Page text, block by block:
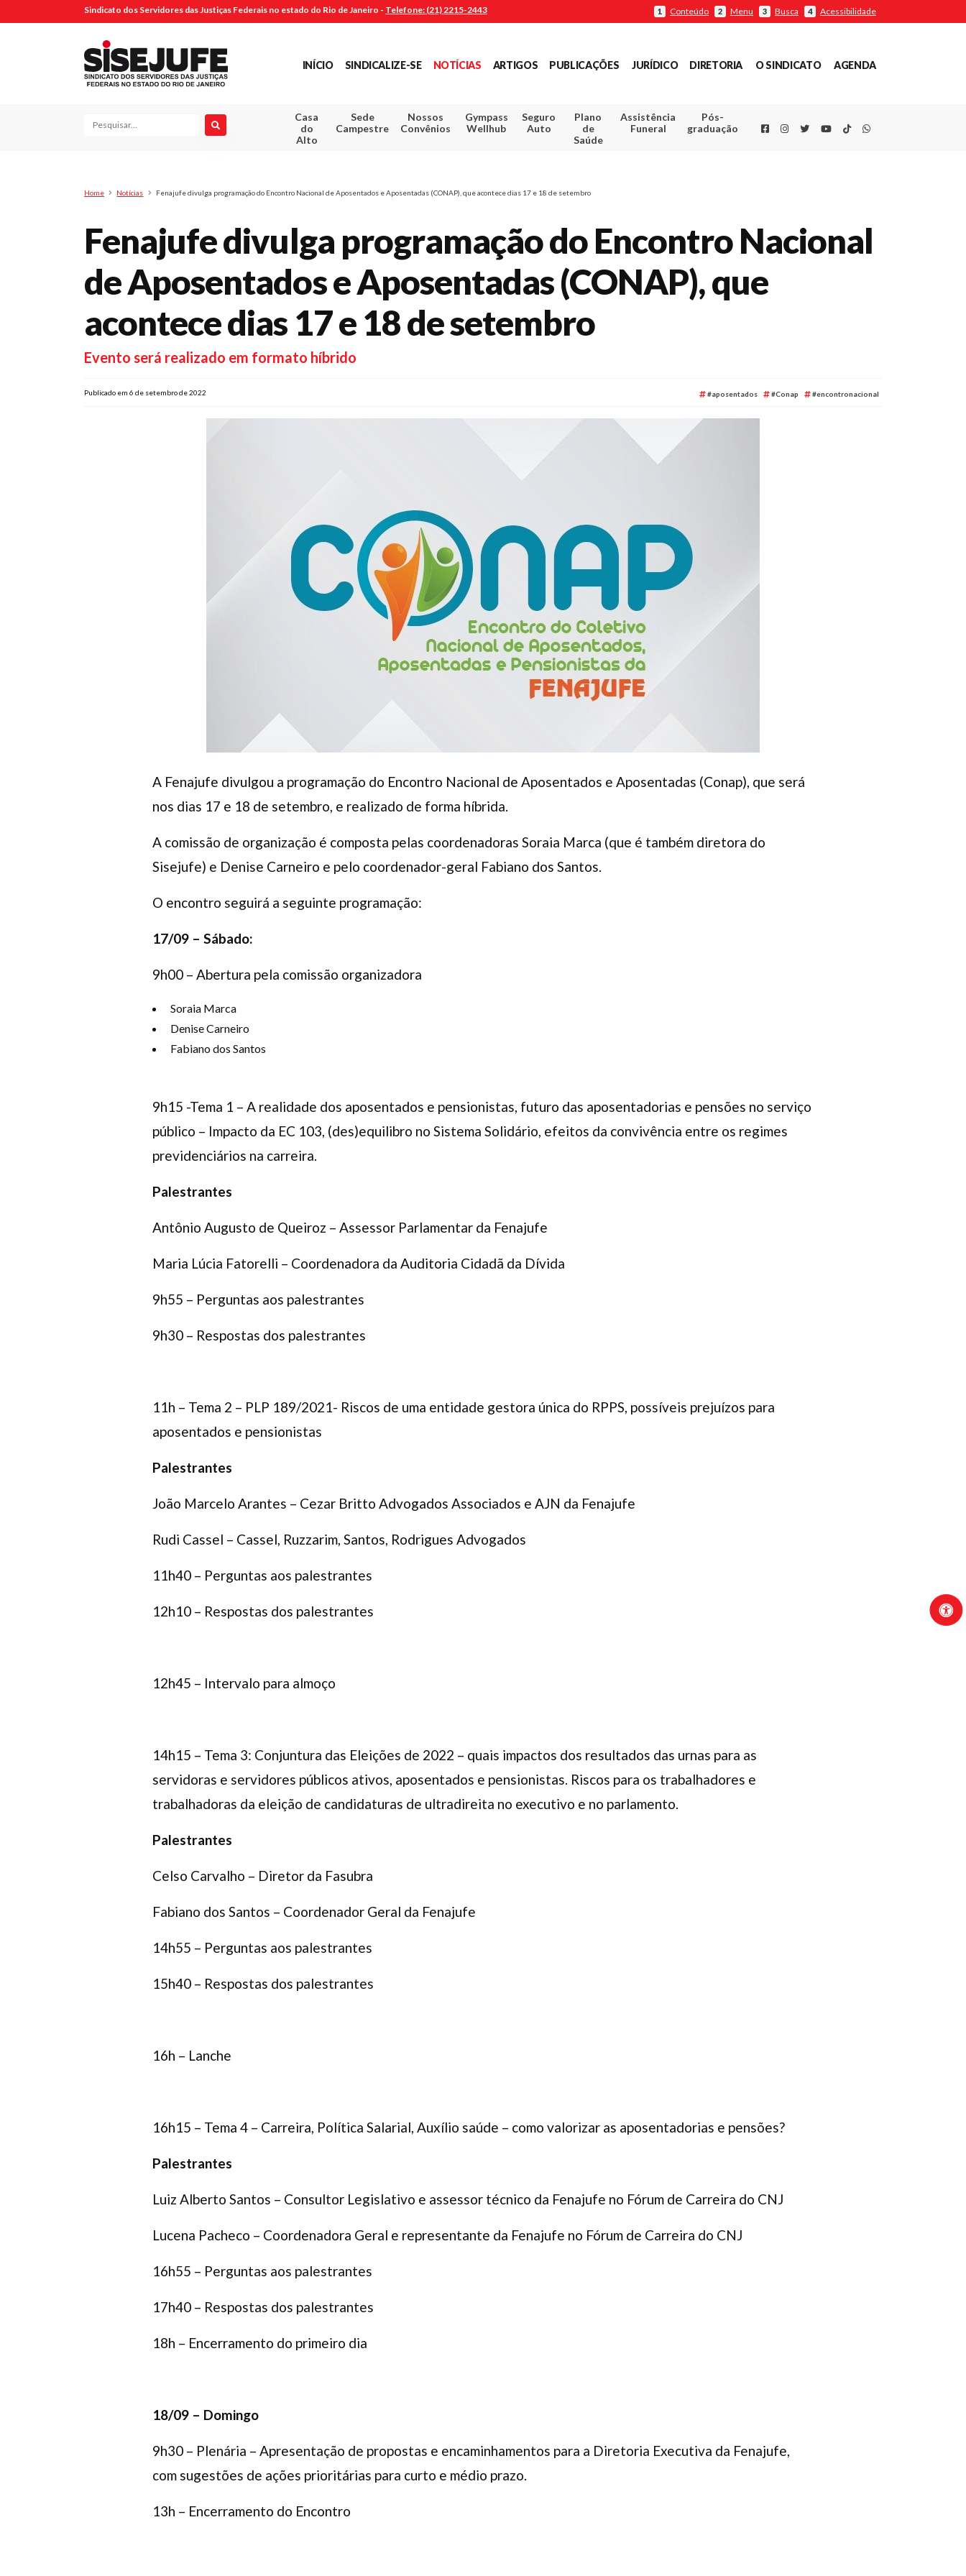
Sindicato dos Servidores das Justiças Federais no estado do Rio de Janeiro - Telefone: (21) 2215-2443 1 Conteúdo 2 Menu 3 Busca 4 Acessibilidade
INÍCIO SINDICALIZE-SE NOTÍCIAS ARTIGOS PUBLICAÇÕES JURÍDICO DIRETORIA O SINDICATO AGENDA
Pesquisa
Casa
do
Alto
Sede
Campestre
Nossos
Convênios
Gympass
Wellhub
Seguro
Auto
Plano
de
Saúde
Assistência
Funeral
Pós-
graduação
FacebookInstagram
TwitterYoutube
TikTokWhatsapp
Home Notícias Fenajufe divulga programação do Encontro Nacional de Aposentados e Aposentadas (CONAP), que acontece dias 17 e 18 de setembro
Fenajufe divulga programação do Encontro Nacional
de Aposentados e Aposentadas (CONAP), que
acontece dias 17 e 18 de setembro
Evento será realizado em formato híbrido
Publicado em 6 de setembro de 2022 #aposentados #Conap #encontronacional
A Fenajufe divulgou a programação do Encontro Nacional de Aposentados e Aposentadas (Conap), que será
nos dias 17 e 18 de setembro, e realizado de forma híbrida.
A comissão de organização é composta pelas coordenadoras Soraia Marca (que é também diretora do
Sisejufe) e Denise Carneiro e pelo coordenador-geral Fabiano dos Santos.
O encontro seguirá a seguinte programação:
17/09 – Sábado:
9h00 – Abertura pela comissão organizadora
Soraia Marca
Denise Carneiro
Fabiano dos Santos
9h15 -Tema 1 – A realidade dos aposentados e pensionistas, futuro das aposentadorias e pensões no serviço
público – Impacto da EC 103, (des)equilibro no Sistema Solidário, efeitos da convivência entre os regimes
previdenciários na carreira.
Palestrantes
Antônio Augusto de Queiroz – Assessor Parlamentar da Fenajufe
Maria Lúcia Fatorelli – Coordenadora da Auditoria Cidadã da Dívida
9h55 – Perguntas aos palestrantes
9h30 – Respostas dos palestrantes
11h – Tema 2 – PLP 189/2021- Riscos de uma entidade gestora única do RPPS, possíveis prejuízos para
aposentados e pensionistas
Palestrantes
João Marcelo Arantes – Cezar Britto Advogados Associados e AJN da Fenajufe
Rudi Cassel – Cassel, Ruzzarim, Santos, Rodrigues Advogados
11h40 – Perguntas aos palestrantes
12h10 – Respostas dos palestrantes
12h45 – Intervalo para almoço
14h15 – Tema 3: Conjuntura das Eleições de 2022 – quais impactos dos resultados das urnas para as
servidoras e servidores públicos ativos, aposentados e pensionistas. Riscos para os trabalhadores e
trabalhadoras da eleição de candidaturas de ultradireita no executivo e no parlamento.
Palestrantes
Celso Carvalho – Diretor da Fasubra
Fabiano dos Santos – Coordenador Geral da Fenajufe
14h55 – Perguntas aos palestrantes
15h40 – Respostas dos palestrantes
16h – Lanche
16h15 – Tema 4 – Carreira, Política Salarial, Auxílio saúde – como valorizar as aposentadorias e pensões?
Palestrantes
Luiz Alberto Santos – Consultor Legislativo e assessor técnico da Fenajufe no Fórum de Carreira do CNJ
Lucena Pacheco – Coordenadora Geral e representante da Fenajufe no Fórum de Carreira do CNJ
16h55 – Perguntas aos palestrantes
17h40 – Respostas dos palestrantes
18h – Encerramento do primeiro dia
18/09 – Domingo
9h30 – Plenária – Apresentação de propostas e encaminhamentos para a Diretoria Executiva da Fenajufe,
com sugestões de ações prioritárias para curto e médio prazo.
13h – Encerramento do Encontro